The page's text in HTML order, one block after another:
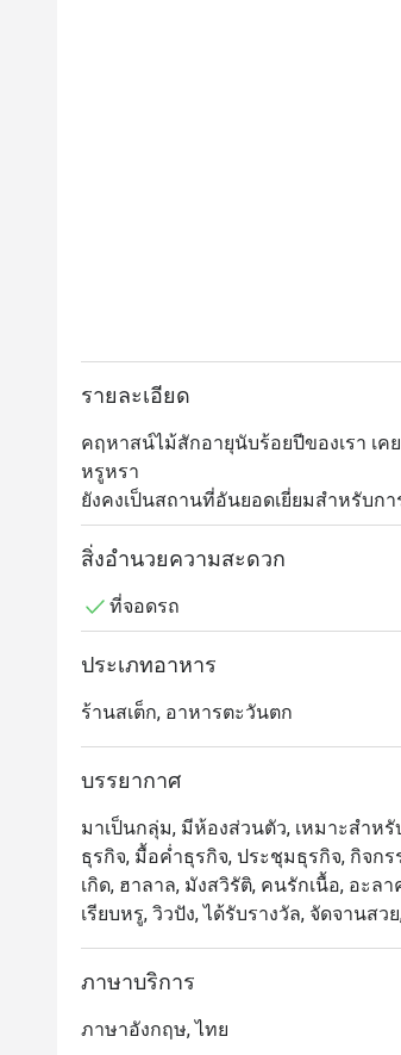
รายละเอียด
คฤหาสน์ไม้สักอายุนับร้อยปีของเรา เ
หรูหรา
ยังคงเป็นสถานที่อันยอดเยี่ยมสำหรับก
กุ้งกับเรา
อาหารกลางวัน น้ำชายามบ่ายตามใจช
สมบัติล้ำค่าจากผืนดินและท้องทะเลที่
สิ่งอำนวยความสะดวก
ที่จอดรถ
ประเภทอาหาร
ร้านสเต็ก, อาหารตะวันตก
บรรยากาศ
มาเป็นกลุ่ม, มีห้องส่วนตัว, เหมาะสำห
ธุรกิจ, มื้อค่ำธุรกิจ, ประชุมธุรกิจ, กิจก
เกิด, ฮาลาล, มังสวิรัติ, คนรักเนื้อ, อะล
เรียบหรู, วิวปัง, ได้รับรางวัล, จัดจานส
ภาษาบริการ
ภาษาอังกฤษ, ไทย